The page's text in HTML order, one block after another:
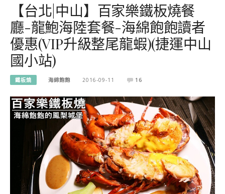
【台北|中山】百家樂鐵板燒餐
廳-龍鮑海陸套餐-海綿飽飽讀者
優惠(VIP升級整尾龍蝦)(捷運中山
國小站)
鐵板燒 海綿飽飽 2016-09-11 16